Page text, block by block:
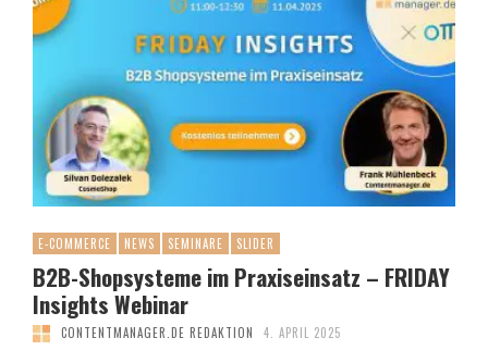
E-COMMERCE NEWS SEMINARE SLIDER
B2B-Shopsysteme im Praxiseinsatz – FRIDAY
Insights Webinar
CONTENTMANAGER.DE REDAKTION 4. APRIL 2025